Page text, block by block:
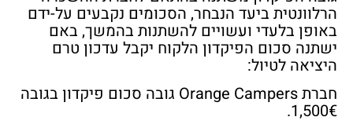
הרלוונטית ביעד הנבחר, הסכומים נקבעים על-ידם
באופן בלעדי ועשויים להשתנות בהמשך, באם
ישתנה סכום הפיקדון הלקוח יקבל עדכון טרם
היציאה לטיול:
חברתOrange Campers גובה סכום פיקדון בגובה
1,500€.